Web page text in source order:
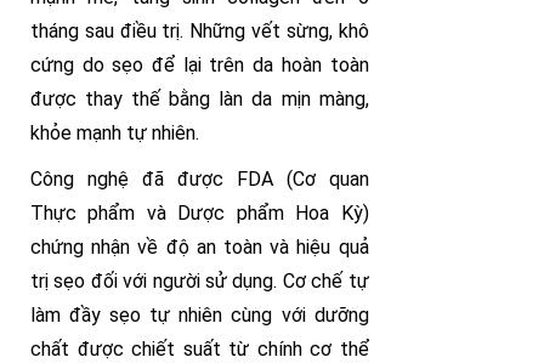
tháng sau điều trị. Những vết sừng, khô
cứng do sẹo để lại trên da hoàn toàn
được thay thế bằng làn da mịn màng,
khỏe mạnh tự nhiên.
Công nghệ đã được FDA (Cơ quan
Thực phẩm và Dược phẩm Hoa Kỳ)
chứng nhận về độ an toàn và hiệu quả
trị sẹo đối với người sử dụng. Cơ chế tự
làm đầy sẹo tự nhiên cùng với dưỡng
chất được chiết suất từ chính cơ thể